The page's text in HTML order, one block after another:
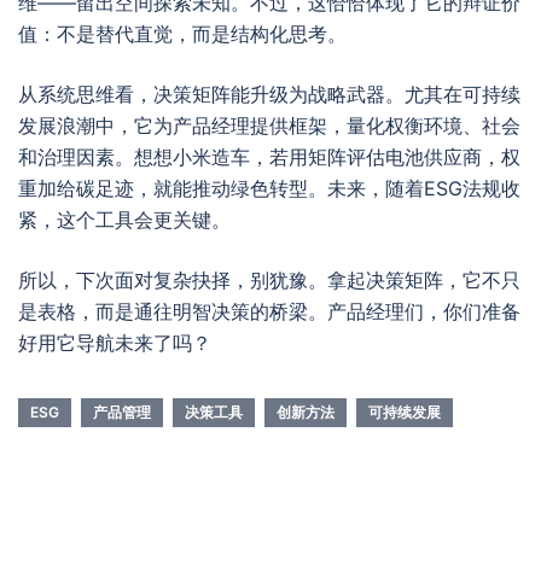
值：不是替代直觉，而是结构化思考。
从系统思维看，决策矩阵能升级为战略武器。尤其在可持续
发展浪潮中，它为产品经理提供框架，量化权衡环境、社会
和治理因素。想想小米造车，若用矩阵评估电池供应商，权
重加给碳足迹，就能推动绿色转型。未来，随着ESG法规收
紧，这个工具会更关键。
所以，下次面对复杂抉择，别犹豫。拿起决策矩阵，它不只
是表格，而是通往明智决策的桥梁。产品经理们，你们准备
好用它导航未来了吗？
ESG 产品管理 决策工具 创新方法 可持续发展